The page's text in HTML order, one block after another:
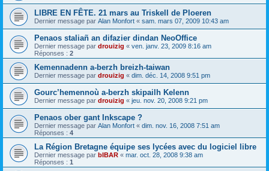
LIBRE EN FÊTE. 21 mars au Triskell de Ploeren
Dernier message par Alan Monfort « sam. mars 07, 2009 10:43 am
Penaos staliañ an difazier dindan NeoOffice
Dernier message par drouizig « ven. janv. 23, 2009 8:16 am
Réponses : 2
Kemennadenn a-berzh breizh-taiwan
Dernier message par drouizig « dim. déc. 14, 2008 9:51 pm
Gourc’hemennoù a-berzh skipailh Kelenn
Dernier message par drouizig « jeu. nov. 20, 2008 9:21 pm
Penaos ober gant Inkscape ?
Dernier message par Alan Monfort « dim. nov. 16, 2008 7:51 am
Réponses : 4
La Région Bretagne équipe ses lycées avec du logiciel libre
Dernier message par bIBAR « mar. oct. 28, 2008 9:38 am
Réponses : 1